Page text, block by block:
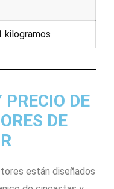
kilogramos
DE
DE
están diseñados